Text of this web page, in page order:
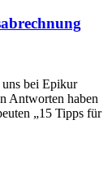
bei Epikur
Antworten haben
„15 Tipps für